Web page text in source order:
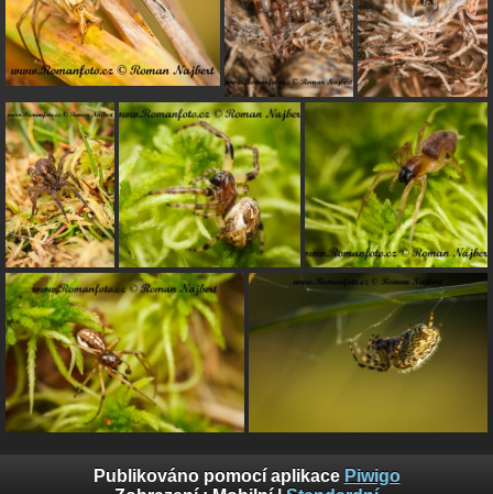
Publikováno pomocí aplikace Piwigo